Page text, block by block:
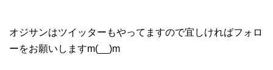
オジサンはツイッターもやってますので宜しければフォロ
ーをお願いしますm(__)m